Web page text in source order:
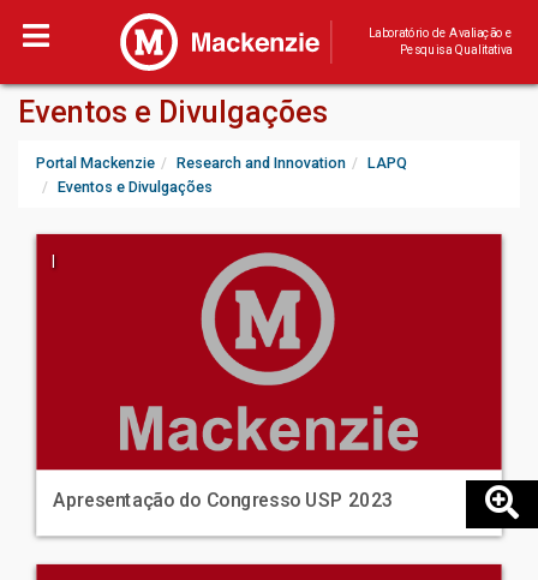
Laboratório de Avaliação e
Pesquisa Qualitativa
Eventos e Divulgações
Portal Mackenzie Research and Innovation
LAPQ
Eventos e Divulgações
|
Apresentação do Congresso USP 2023